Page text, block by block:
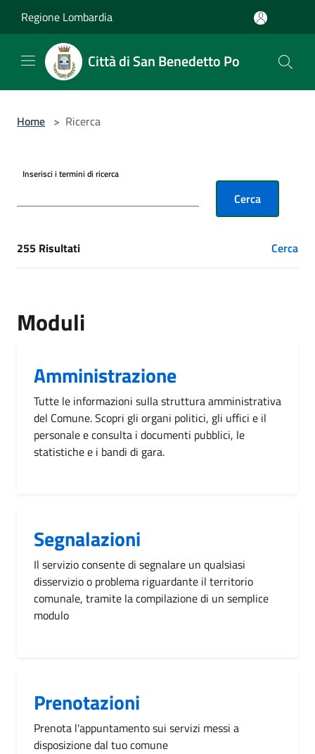
Regione Lombardia
Città di San Benedetto Po
Home > Ricerca
Inserisci i termini di ricerca
Cerca
[results] Risultati
255 Risultati Cerca
Moduli
Amministrazione
Tutte le informazioni sulla struttura amministrativa
del Comune. Scopri gli organi politici, gli uffici e il
personale e consulta i documenti pubblici, le
statistiche e i bandi di gara.
Segnalazioni
Il servizio consente di segnalare un qualsiasi
disservizio o problema riguardante il territorio
comunale, tramite la compilazione di un semplice
modulo
Prenotazioni
Prenota l'appuntamento sui servizi messi a
disposizione dal tuo comune